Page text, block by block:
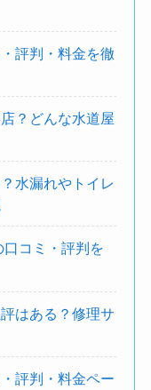
評判・料金を徹
？どんな水道屋
水漏れやトイレ
コミ・評判を
はある？修理サ
評判・料金ペー